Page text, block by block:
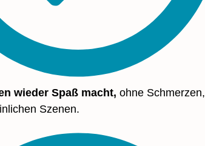
wieder Spaß macht, ohne Schmerzen,
Szenen.